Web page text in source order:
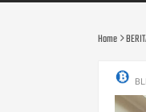
Home